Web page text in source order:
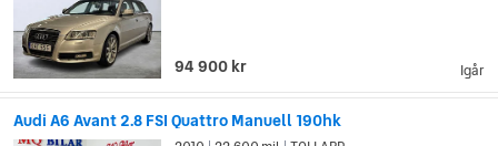
Igår
94 900 kr
Audi A6 Avant 2.8 FSI Quattro Manuell 190hk